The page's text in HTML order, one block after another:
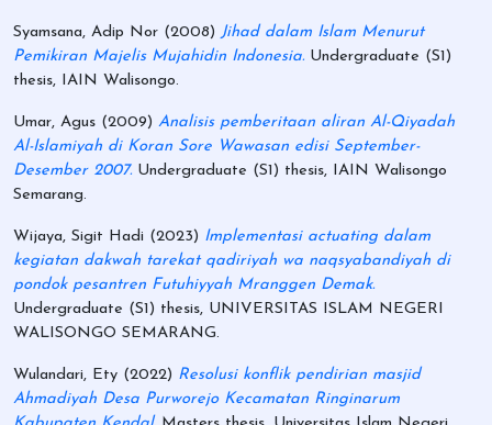
Syamsana, Adip Nor (2008) Jihad dalam Islam Menurut
Pemikiran Majelis Mujahidin Indonesia. Undergraduate (S1)
thesis, IAIN Walisongo.
Umar, Agus (2009) Analisis pemberitaan aliran Al-Qiyadah
Al-Islamiyah di Koran Sore Wawasan edisi September-
Desember 2007. Undergraduate (S1) thesis, IAIN Walisongo
Semarang.
Wijaya, Sigit Hadi (2023) Implementasi actuating dalam
kegiatan dakwah tarekat qadiriyah wa naqsyabandiyah di
pondok pesantren Futuhiyyah Mranggen Demak.
Undergraduate (S1) thesis, UNIVERSITAS ISLAM NEGERI
WALISONGO SEMARANG.
Wulandari, Ety (2022) Resolusi konflik pendirian masjid
Ahmadiyah Desa Purworejo Kecamatan Ringinarum